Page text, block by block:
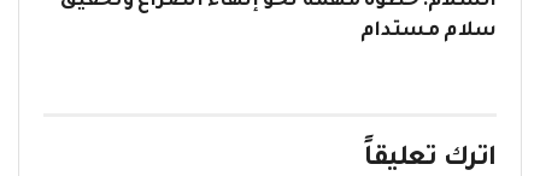
سلام مستدام
اترك تعليقاً